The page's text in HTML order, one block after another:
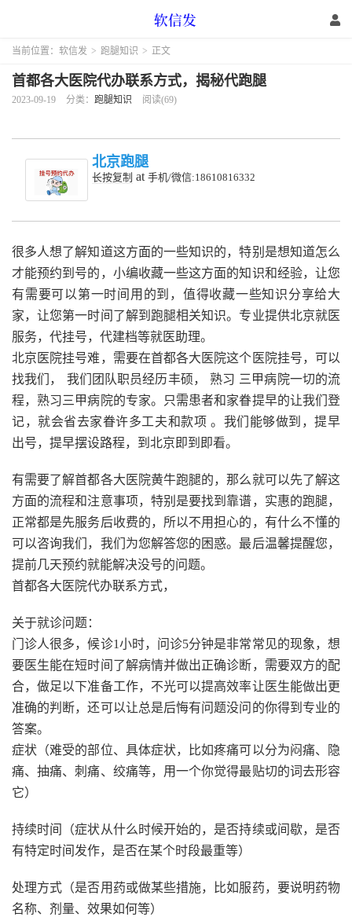
当前位置： 软信发 > 跑腿知识 > 正文
首都各大医院代办联系方式，揭秘代跑腿
2023-09-19 分类： 跑腿知识 阅读(69)
北京跑腿
长按复制 at 手机/微信:18610816332
很多人想了解知道这方面的一些知识的，特别是想知道怎么
才能预约到号的，小编收藏一些这方面的知识和经验，让您
有需要可以第一时间用的到，值得收藏一些知识分享给大
家，让您第一时间了解到跑腿相关知识。专业提供北京就医
服务，代挂号，代建档等就医助理。
北京医院挂号难，需要在首都各大医院这个医院挂号，可以
找我们，
我们团队职员经历丰硕， 熟习 三甲病院一切的流
程，熟习三甲病院的专家。只需患者和家眷提早的让我们登
记，就会省去家眷许多工夫和款项 。我们能够做到，提早
出号，提早摆设路程，到北京即到即看。
有需要了解首都各大医院黄牛跑腿的，那么就可以先了解这
方面的流程和注意事项，特别是要找到靠谱，实惠的跑腿，
正常都是先服务后收费的，所以不用担心的，有什么不懂的
可以咨询我们，我们为您解答您的困惑。最后温馨提醒您，
提前几天预约就能解决没号的问题。
首都各大医院代办联系方式，
关于就诊问题：
门诊人很多，候诊1小时，问诊5分钟是非常常见的现象，想
要医生能在短时间了解病情并做出正确诊断，需要双方的配
合，做足以下准备工作，不光可以提高效率让医生能做出更
准确的判断，还可以让总是后悔有问题没问的你得到专业的
答案。
症状（难受的部位、具体症状，比如疼痛可以分为闷痛、隐
痛、抽痛、刺痛、绞痛等，用一个你觉得最贴切的词去形容
它）
持续时间（症状从什么时候开始的，是否持续或间歇，是否
有特定时间发作，是否在某个时段最重等）
处理方式（是否用药或做某些措施，比如服药，要说明药物
名称、剂量、效果如何等）